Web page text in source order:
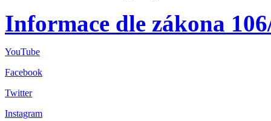
Informace dle zákona
YouTube
Facebook
Twitter
Instagram